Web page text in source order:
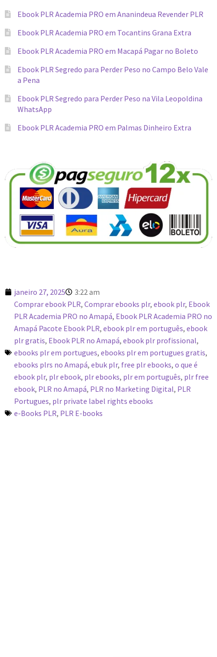
Ebook PLR Academia PRO em Ananindeua Revender PLR
Ebook PLR Academia PRO em Tocantins Grana Extra
Ebook PLR Academia PRO em Macapá Pagar no Boleto
Ebook PLR Segredo para Perder Peso no Campo Belo Vale
a Pena
Ebook PLR Segredo para Perder Peso na Vila Leopoldina
WhatsApp
Ebook PLR Academia PRO em Palmas Dinheiro Extra
janeiro 27, 2025
3:22 am
Comprar ebook PLR, Comprar ebooks plr, ebook plr, Ebook
PLR Academia PRO no Amapá, Ebook PLR Academia PRO no
Amapá Pacote Ebook PLR, ebook plr em português, ebook
plr gratis, Ebook PLR no Amapá, ebook plr profissional,
ebooks plr em portugues, ebooks plr em portugues gratis,
ebooks plrs no Amapá, ebuk plr, free plr ebooks, o que é
ebook plr, plr ebook, plr ebooks, plr em português, plr free
ebook, PLR no Amapá, PLR no Marketing Digital, PLR
Portugues, plr private label rights ebooks
e-Books PLR, PLR E-books